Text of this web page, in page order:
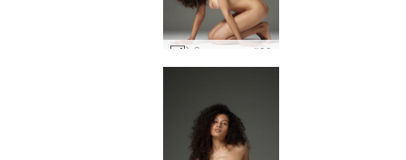
टेटी कामुक जुराब #30